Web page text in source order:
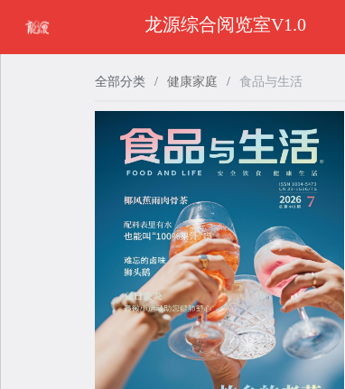
全部分类 / 健康家庭 / 食品与生活
龙源综合阅览室V1.0